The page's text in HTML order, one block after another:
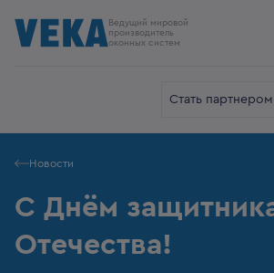
Ведущий мировой
производитель
оконных систем
Стать партнером
Новости
С Днём
Отечества!